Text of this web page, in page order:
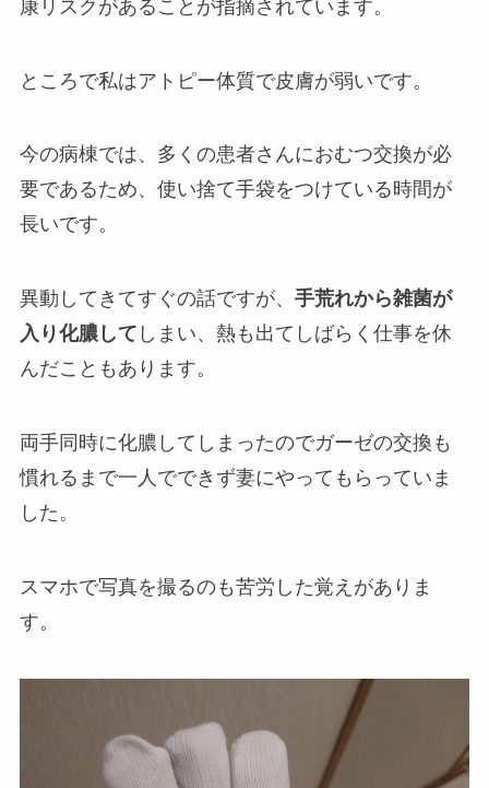
康リスクがあることが指摘されています。
ところで私はアトピー体質で皮膚が弱いです。
今の病棟では、多くの患者さんにおむつ交換が必
要であるため、使い捨て手袋をつけている時間が
長いです。
異動してきてすぐの話ですが、 手荒れから雑菌が
入り化膿して しまい、熱も出てしばらく仕事を休
んだこともあります。
両手同時に化膿してしまったのでガーゼの交換も
慣れるまで一人でできず妻にやってもらっていま
した。
スマホで写真を撮るのも苦労した覚えがありま
す。